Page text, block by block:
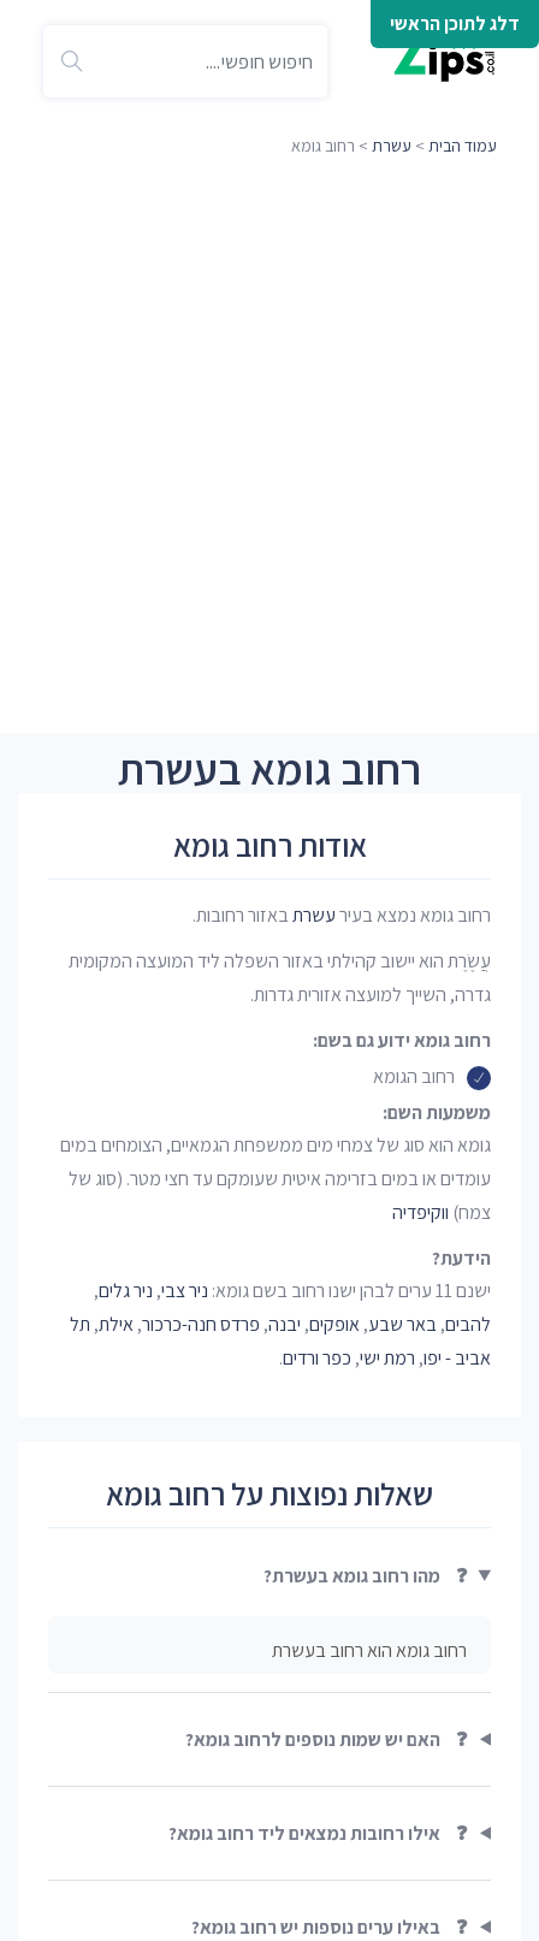
דלג לתוכן הראשי
עמוד הבית > עשרת > רחוב גומא
רחוב גומא בעשרת
אודות רחוב גומא
רחוב גומא נמצא בעירעשרתבאזור רחובות.
עֲשֶׂרֶת הוא יישוב קהילתי באזור השפלה ליד המועצה המקומית
גדרה, השייך למועצה אזורית גדרות.
רחוב גומא ידוע גם בשם:
רחוב הגומא
משמעות השם:
גומא הוא סוג של צמחי מים ממשפחת הגמאיים, הצומחים במים
עומדים או במים בזרימה איטית שעומקם עד חצי מטר. (סוג של
צמח) ווקיפדיה
הידעת?
ישנם 11 ערים לבהן ישנו רחוב בשם גומא:
ניר צבי, ניר גלים,
להבים,באר שבע,אופקים, יבנה, פרדס חנה-כרכור,אילת, תל
אביב - יפו, רמת ישי, כפר ורדים.
שאלות נפוצות על רחוב גומא
❓ מהו רחוב גומא בעשרת?
רחוב גומא הוא רחוב בעשרת
❓ האם יש שמות נוספים לרחוב גומא?
❓ אילו רחובות נמצאים ליד רחוב גומא?
❓ באילו ערים נוספות יש רחוב גומא?